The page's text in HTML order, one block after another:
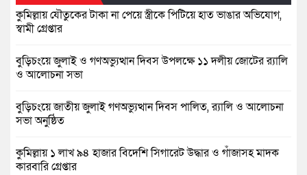
কুমিল্লায় যৌতুকের টাকা না পেয়ে স্ত্রীকে পিটিয়ে হাত ভাঙার অভিযোগ,
স্বামী গ্রেপ্তার
বুড়িচংয়ে জুলাই ও গণঅভ্যুত্থান দিবস উপলক্ষে ১১ দলীয় জোটের র‍্যালি
ও আলোচনা সভা
বুড়িচংয়ে জাতীয় জুলাই গণঅভ্যুত্থান দিবস পালিত, র‍্যালি ও আলোচনা
সভা অনুষ্ঠিত
কুমিল্লায় ১ লাখ ৯৪ হাজার বিদেশি সিগারেট উদ্ধার ও গাঁজাসহ মাদক
কারবারি গ্রেপ্তার